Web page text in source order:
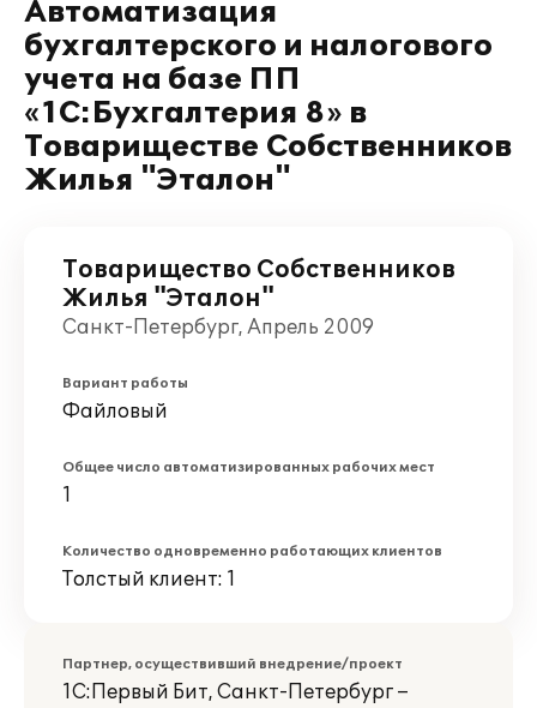
Автоматизация
бухгалтерского и налогового
учета на базе ПП
«1C:Бухгалтерия 8» в
Товариществе Собственников
Жилья "Эталон"
Товарищество Собственников
Жилья "Эталон"
Санкт-Петербург, Апрель 2009
Вариант работы
Файловый
Общее число автоматизированных рабочих мест
1
Количество одновременно работающих клиентов
Толстый клиент: 1
Партнер, осуществивший внедрение/проект
1С:Первый Бит, Санкт-Петербург –